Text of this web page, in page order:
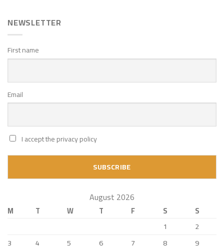
NEWSLETTER
First name
Email
I accept the privacy policy
August 2026
M T W T F S
S
1
2
3
4 5 6 7 8 9